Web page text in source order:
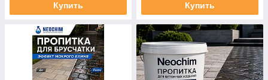
Купить Купить